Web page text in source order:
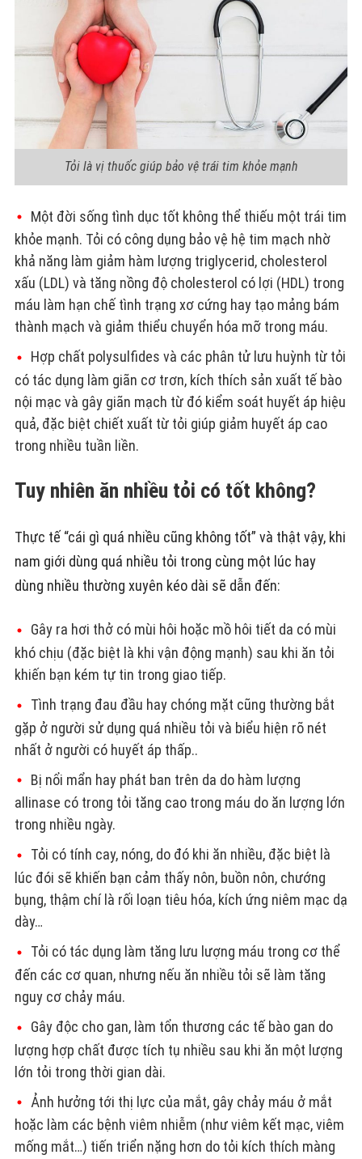
Tỏi là vị thuốc giúp bảo vệ trái tim khỏe mạnh
Một đời sống tình dục tốt không thể thiếu một trái tim
khỏe mạnh. Tỏi có công dụng bảo vệ hệ tim mạch nhờ
khả năng làm giảm hàm lượng triglycerid, cholesterol
xấu (LDL) và tăng nồng độ cholesterol có lợi (HDL) trong
máu làm hạn chế tình trạng xơ cứng hay tạo mảng bám
thành mạch và giảm thiểu chuyển hóa mỡ trong máu.
Hợp chất polysulfides và các phân tử lưu huỳnh từ tỏi
có tác dụng làm giãn cơ trơn, kích thích sản xuất tế bào
nội mạc và gây giãn mạch từ đó kiểm soát huyết áp hiệu
quả, đặc biệt chiết xuất từ tỏi giúp giảm huyết áp cao
trong nhiều tuần liền.
Tuy nhiên ăn nhiều tỏi có tốt không?
Thực tế “cái gì quá nhiều cũng không tốt” và thật vậy, khi
nam giới dùng quá nhiều tỏi trong cùng một lúc hay
dùng nhiều thường xuyên kéo dài sẽ dẫn đến:
Gây ra hơi thở có mùi hôi hoặc mồ hôi tiết da có mùi
khó chịu (đặc biệt là khi vận động mạnh) sau khi ăn tỏi
khiến bạn kém tự tin trong giao tiếp.
Tình trạng đau đầu hay chóng mặt cũng thường bắt
gặp ở người sử dụng quá nhiều tỏi và biểu hiện rõ nét
nhất ở người có huyết áp thấp..
Bị nổi mẩn hay phát ban trên da do hàm lượng
allinase có trong tỏi tăng cao trong máu do ăn lượng lớn
trong nhiều ngày.
Tỏi có tính cay, nóng, do đó khi ăn nhiều, đặc biệt là
lúc đói sẽ khiến bạn cảm thấy nôn, buồn nôn, chướng
bụng, thậm chí là rối loạn tiêu hóa, kích ứng niêm mạc dạ
dày…
Tỏi có tác dụng làm tăng lưu lượng máu trong cơ thể
đến các cơ quan, nhưng nếu ăn nhiều tỏi sẽ làm tăng
nguy cơ chảy máu.
Gây độc cho gan, làm tổn thương các tế bào gan do
lượng hợp chất được tích tụ nhiều sau khi ăn một lượng
lớn tỏi trong thời gian dài.
Ảnh hưởng tới thị lực của mắt, gây chảy máu ở mắt
hoặc làm các bệnh viêm nhiễm (như viêm kết mạc, viêm
mống mắt…) tiến triển nặng hơn do tỏi kích thích màng